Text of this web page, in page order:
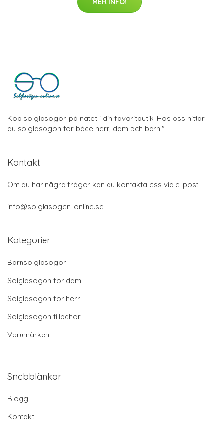
MER INFO!
Köp solglasögon på nätet i din favoritbutik. Hos oss hittar
du solglasögon för både herr, dam och barn."
Kontakt
Om du har några frågor kan du kontakta oss via e-post:
info@solglasogon-online.se
Kategorier
Barnsolglasögon
Solglasögon för dam
Solglasögon för herr
Solglasögon tillbehör
Varumärken
Snabblänkar
Blogg
Kontakt